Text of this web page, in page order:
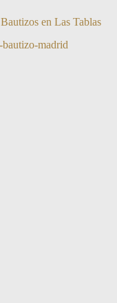
Bautizos en Las Tablas